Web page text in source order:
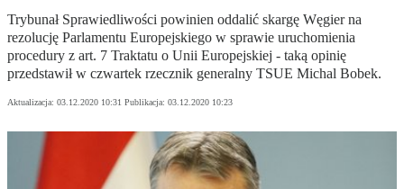
Trybunał Sprawiedliwości powinien oddalić skargę Węgier na
rezolucję Parlamentu Europejskiego w sprawie uruchomienia
procedury z art. 7 Traktatu o Unii Europejskiej - taką opinię
przedstawił w czwartek rzecznik generalny TSUE Michal Bobek.
Aktualizacja: 03.12.2020 10:31 Publikacja: 03.12.2020 10:23